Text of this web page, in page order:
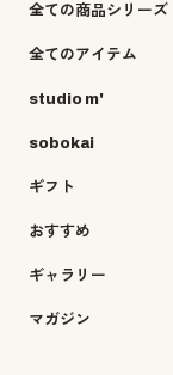
全ての商品シリーズ
全てのアイテム
studio m'
sobokai
ギフト
おすすめ
ギャラリー
マガジン